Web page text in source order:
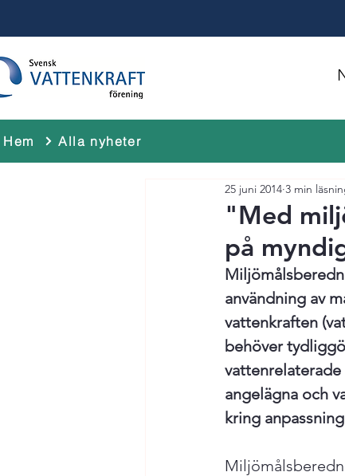
Hem Alla nyheter
"Med
på
25 juni 2014 3 min
användning av
vattenkraften
behöver
angelägna och
kring